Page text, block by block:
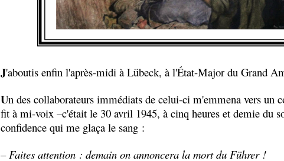
J'aboutis enfin l'après-midi à Lübeck, à l'État-Major du Grand
Un des collaborateurs immédiats de celui-ci m'emmena vers un
fit à mi-voix –c'était le 30 avril 1945, à cinq heures et demie du
confidence qui me glaça le sang :
–Faites attention : demain on annoncera la mort du Führer !